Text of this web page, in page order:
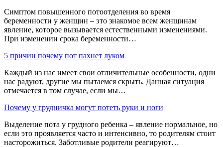
Симптом повышенного потоотделения во время
беременности у женщин – это знакомое всем женщинам
явление, которое вызывается естественными изменениями.
При изменении срока беременности…
5 причин почему пот пахнет луком
Каждый из нас имеет свои отличительные особенности, одни
нас радуют, другие мы пытаемся скрыть. Данная ситуация
отмечается в том случае, если мы…
Почему у грудничка могут потеть руки и ноги
Выделение пота у грудного ребенка – явление нормальное, но
если это проявляется часто и интенсивно, то родителям стоит
насторожиться. Заботливые родители реагируют…